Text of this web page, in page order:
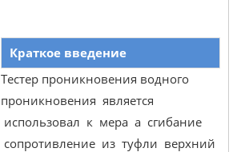
Краткое введение
Тестер проникновения водного
проникновения является
использовал к мера а сгибание
сопротивление из туфли верхний